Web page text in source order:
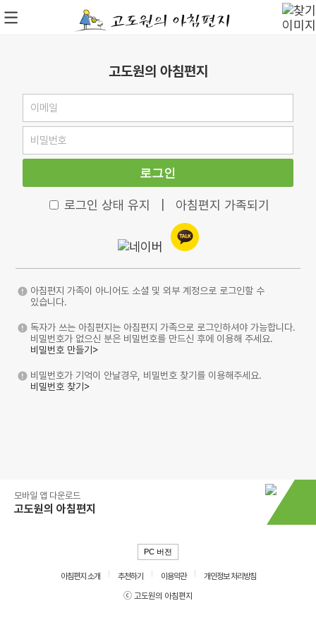
고도원의 아침편지
로그인
로그인 상태 유지 아침편지 가족되기
아침편지 가족이 아니어도 소셜 및 외부 계정으로 로그인할 수
있습니다.
독자가 쓰는 아침편지는 아침편지 가족으로 로그인하셔야 가능합니다.
비밀번호가 없으신 분은 비밀번호를 만드신 후에 이용해 주세요.
비밀번호 만들기>
비밀번호가 기억이 안날경우, 비밀번호 찾기를 이용해주세요.
비밀번호 찾기>
모바일 앱 다운로드
고도원의 아침편지
PC 버전
아침편지 소개 추천하기 이용약관
개인정보 처리방침
ⓒ 고도원의 아침편지